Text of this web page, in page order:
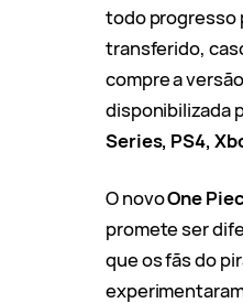
todo progresso
transferido,
compre a
disponibilizada
Series, PS4,
O novoOne
promete ser
que os fãs do